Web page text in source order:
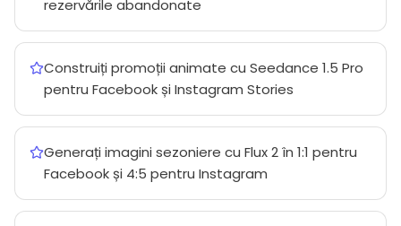
rezervările abandonate
Construiți promoții animate cu Seedance 1.5 Pro
pentru Facebook și Instagram Stories
Generați imagini sezoniere cu Flux 2 în 1:1 pentru
Facebook și 4:5 pentru Instagram